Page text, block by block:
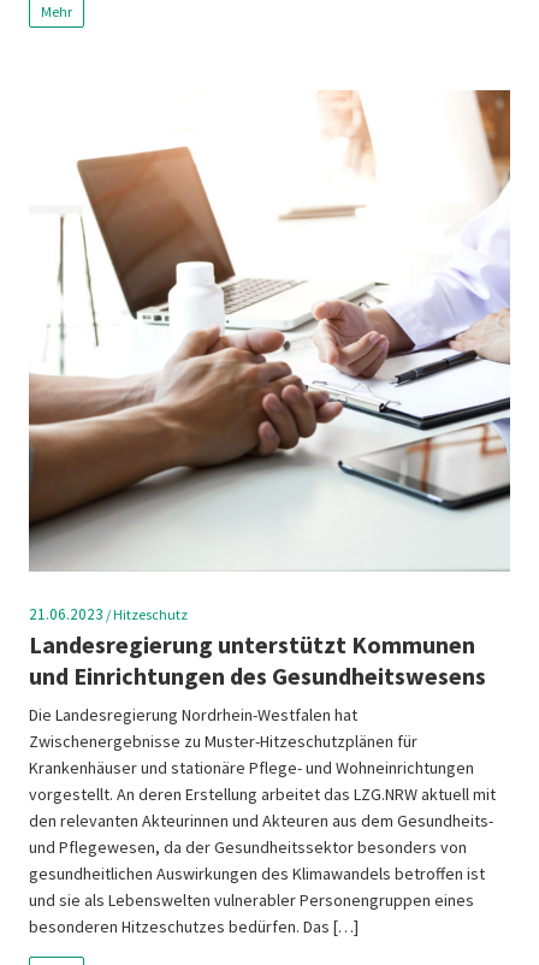
Mehr
21.06.2023 /Hitzeschutz
Landesregierung unterstützt Kommunen
und Einrichtungen des Gesundheitswesens
Die Landesregierung Nordrhein-Westfalen hat
Zwischenergebnisse zu Muster-Hitzeschutzplänen für
Krankenhäuser und stationäre Pflege- und Wohneinrichtungen
vorgestellt. An deren Erstellung arbeitet das LZG.NRW aktuell mit
den relevanten Akteurinnen und Akteuren aus dem Gesundheits-
und Pflegewesen, da der Gesundheitssektor besonders von
gesundheitlichen Auswirkungen des Klimawandels betroffen ist
und sie als Lebenswelten vulnerabler Personengruppen eines
besonderen Hitzeschutzes bedürfen. Das […]